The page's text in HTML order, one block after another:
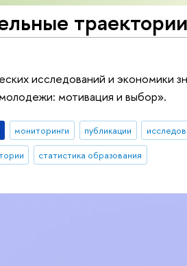
исследований и
мотивация и выбор».
мониторинги публикации
статистика образования